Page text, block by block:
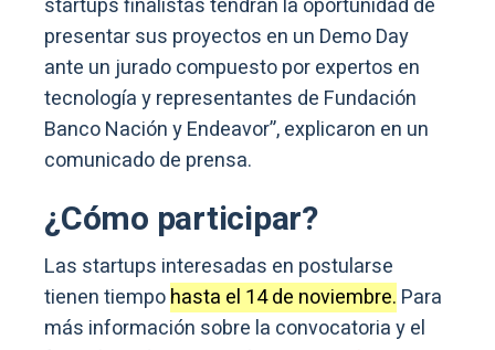
startups finalistas tendrán la oportunidad de
presentar sus proyectos en un Demo Day
ante un jurado compuesto por expertos en
tecnología y representantes de Fundación
Banco Nación y Endeavor”, explicaron en un
comunicado de prensa.
¿Cómo participar?
Las startups interesadas en postularse
tienen tiempohasta el 14 de noviembre. Para
más información sobre la convocatoria y el